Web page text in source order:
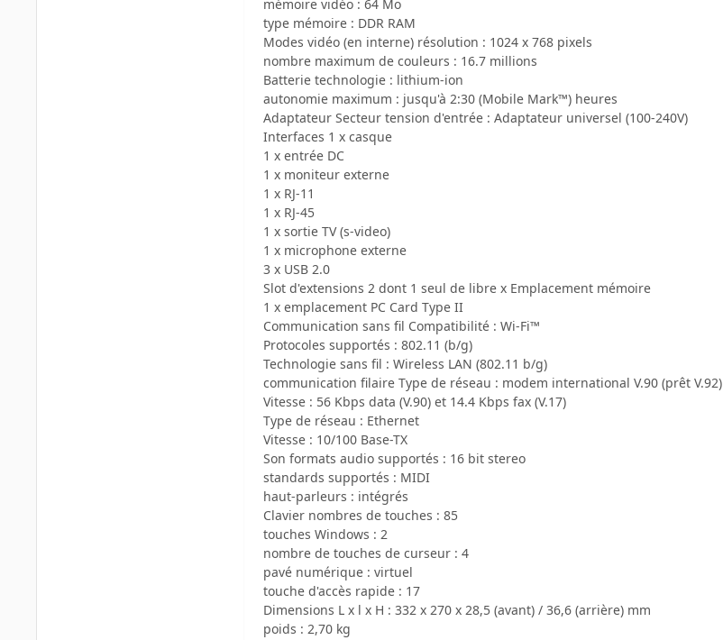
mémoire vidéo : 64 Mo
type mémoire : DDR RAM
Modes vidéo (en interne) résolution : 1024 x 768 pixels
nombre maximum de couleurs : 16.7 millions
Batterie technologie : lithium-ion
autonomie maximum : jusqu'à 2:30 (Mobile Mark™) heures
Adaptateur Secteur tension d'entrée : Adaptateur universel (100-240V)
Interfaces 1 x casque
1 x entrée DC
1 x moniteur externe
1 x RJ-11
1 x RJ-45
1 x sortie TV (s-video)
1 x microphone externe
3 x USB 2.0
Slot d'extensions 2 dont 1 seul de libre x Emplacement mémoire
1 x emplacement PC Card Type II
Communication sans fil Compatibilité : Wi-Fi™
Protocoles supportés : 802.11 (b/g)
Technologie sans fil : Wireless LAN (802.11 b/g)
communication filaire Type de réseau : modem international V.90 (prêt V.92)
Vitesse : 56 Kbps data (V.90) et 14.4 Kbps fax (V.17)
Type de réseau : Ethernet
Vitesse : 10/100 Base-TX
Son formats audio supportés : 16 bit stereo
standards supportés : MIDI
haut-parleurs : intégrés
Clavier nombres de touches : 85
touches Windows : 2
nombre de touches de curseur : 4
pavé numérique : virtuel
touche d'accès rapide : 17
Dimensions L x l x H : 332 x 270 x 28,5 (avant) / 36,6 (arrière) mm
poids : 2,70 kg